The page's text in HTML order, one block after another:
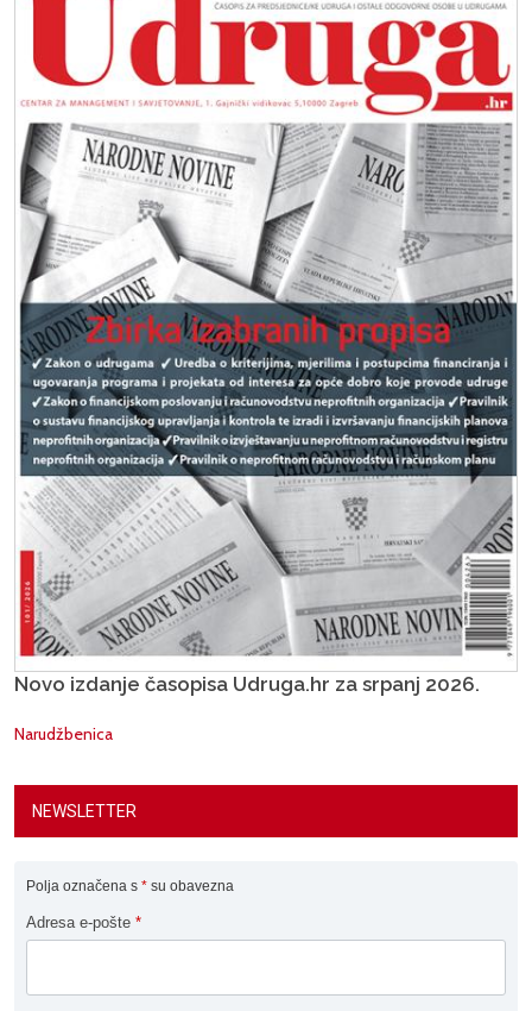
Novo izdanje časopisa Udruga.hr za srpanj 2026.
Narudžbenica
NEWSLETTER
Polja označena s * su obavezna
Adresa e-pošte *